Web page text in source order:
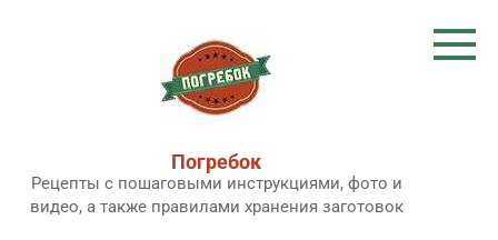
Погребок
Рецепты с пошаговыми инструкциями, фото и
видео, а также правилами хранения заготовок